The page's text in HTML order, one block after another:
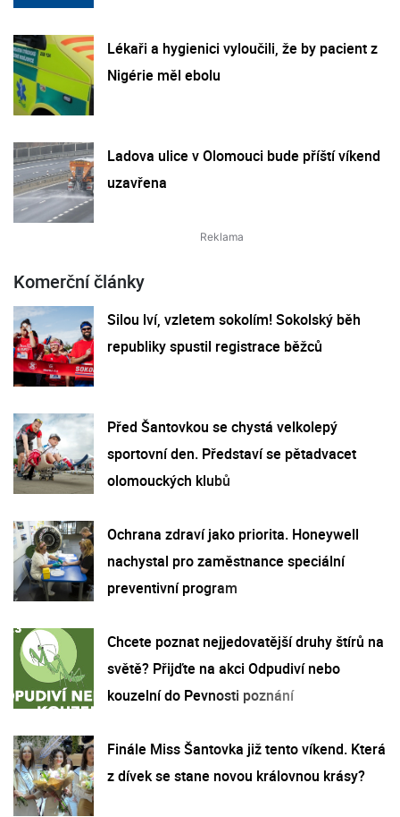
Lékaři a hygienici vyloučili, že by pacient z
Nigérie měl ebolu
Ladova ulice v Olomouci bude příští víkend
uzavřena
Komerční články
Silou lví, vzletem sokolím! Sokolský běh
republiky spustil registrace běžců
Před Šantovkou se chystá velkolepý
sportovní den. Představí se pětadvacet
olomouckých klubů
Ochrana zdraví jako priorita. Honeywell
nachystal pro zaměstnance speciální
preventivní program
Chcete poznat nejjedovatější druhy štírů na
světě? Přijďte na akci Odpudiví nebo
kouzelní do Pevnosti poznání
Finále Miss Šantovka již tento víkend. Která
z dívek se stane novou královnou krásy?